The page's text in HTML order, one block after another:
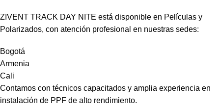
ZIVENT TRACK DAY NITE está disponible en Películas y
Polarizados, con atención profesional en nuestras sedes:
Bogotá
Armenia
Cali
Contamos con técnicos capacitados y amplia experiencia en
instalación de PPF de alto rendimiento.